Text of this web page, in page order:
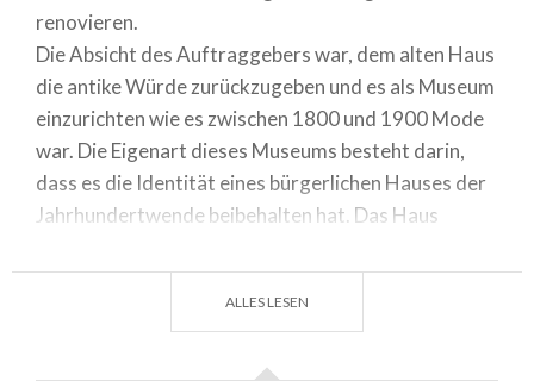
renovieren.
Die Absicht des Auftraggebers war, dem alten Haus
die antike Würde zurückzugeben und es als Museum
einzurichten wie es zwischen 1800 und 1900 Mode
war. Die Eigenart dieses Museums besteht darin,
dass es die Identität eines bürgerlichen Hauses der
Jahrhundertwende beibehalten hat. Das Haus
ALLES LESEN